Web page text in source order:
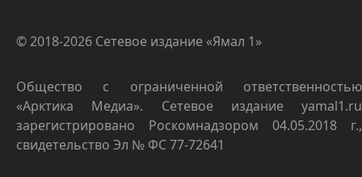
© 2018-2026 Сетевое издание «Ямал 1»
Общество с ограниченной ответственностью
«Арктика Медиа». Сетевое издание yamal1.ru
зарегистрировано Роскомнадзором 04.05.2018 г.,
свидетельство Эл № ФС 77-72641